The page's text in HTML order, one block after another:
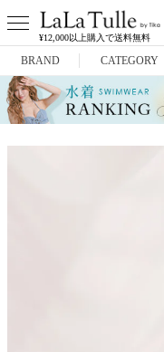
¥12,000以上購入で送料無料
BRAND
Anella
CATEGORY
ミニドレス